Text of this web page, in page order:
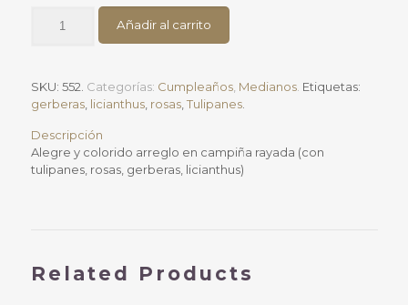
rayada
552
cantidad
Añadir al carrito
SKU: 552 Categorías: Cumpleaños, Medianos. Etiquetas:
gerberas, licianthus, rosas, Tulipanes.
Descripción
Alegre y colorido arreglo en campiña rayada (con
tulipanes, rosas, gerberas, licianthus)
Related Products